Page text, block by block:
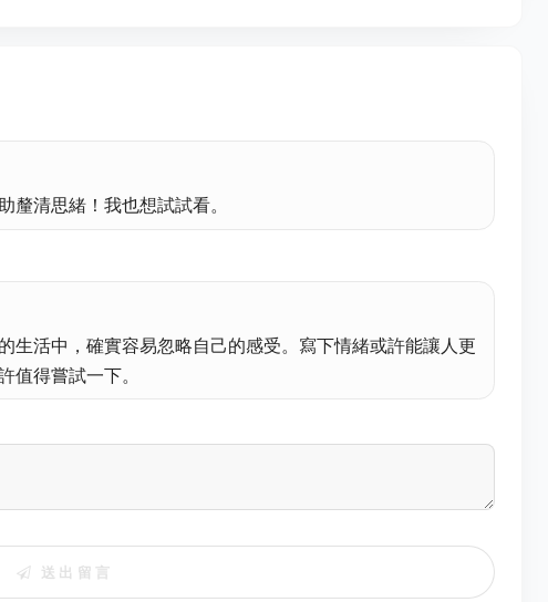
釐清思緒！我也想試試看。
生活中，確實容易忽略自己的感受。寫下情緒或許能讓人更
值得嘗試一下。
送出留言